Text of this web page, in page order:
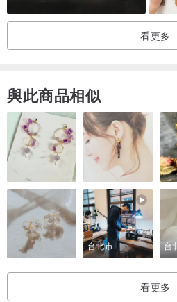
看更多
與此商品相似
台北市 台
看更多